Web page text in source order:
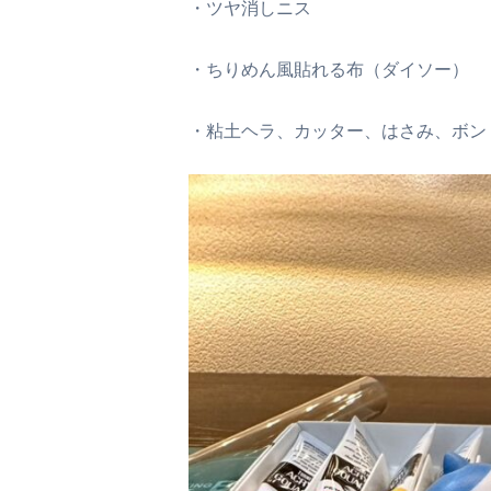
・ツヤ消しニス
・ちりめん風貼れる布（ダイソー）
・粘土ヘラ、カッター、はさみ、ボン